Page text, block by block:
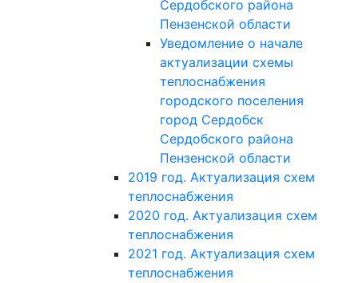
Сердобского района
Пензенской области
Уведомление о начале
актуализации схемы
теплоснабжения
городского поселения
город Сердобск
Сердобского района
Пензенской области
2019 год. Актуализация схем
теплоснабжения
2020 год. Актуализация схем
теплоснабжения
2021 год. Актуализация схем
теплоснабжения